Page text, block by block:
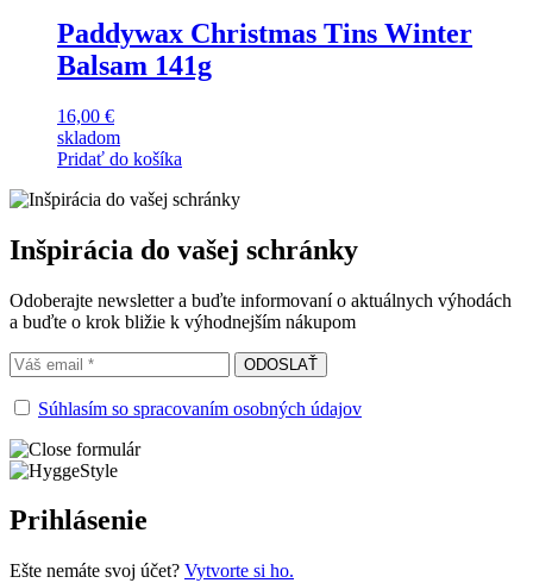
Paddywax Christmas Tins Winter
Balsam 141g
16,00 €
skladom
Pridať do košíka
Inšpirácia do vašej schránky
Odoberajte newsletter a buďte informovaní o aktuálnych výhodách
a buďte o krok bližie k výhodnejším nákupom
Súhlasím so spracovaním osobných údajov
Prihlásenie
Ešte nemáte svoj účet? Vytvorte si ho.